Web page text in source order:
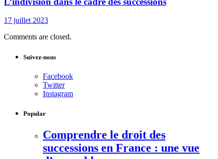
17 juillet 2023
Comments are closed.
Suivez-nous
Facebook
Twitter
Instagram
Popular
Comprendre le droit des
successions en France : une vue